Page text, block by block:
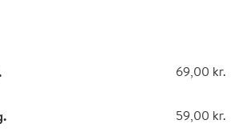
69,00 kr.
59,00 kr.